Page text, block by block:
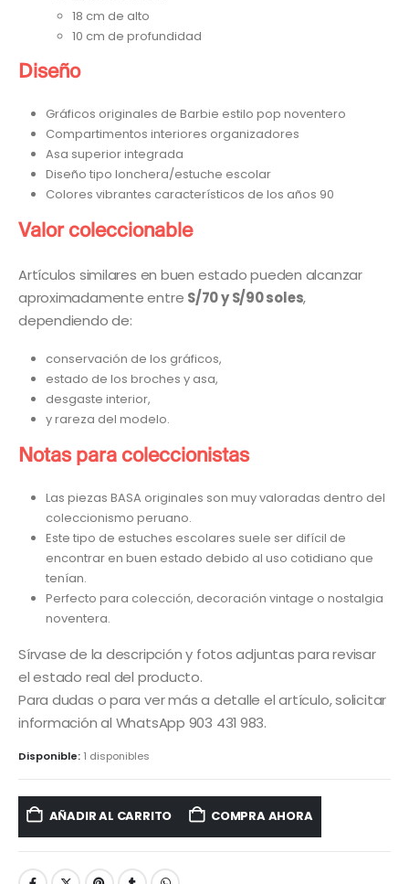
18 cm de alto
10 cm de profundidad
Diseño
Gráficos originales de Barbie estilo pop noventero
Compartimentos interiores organizadores
Asa superior integrada
Diseño tipo lonchera/estuche escolar
Colores vibrantes característicos de los años 90
Valor coleccionable
Artículos similares en buen estado pueden alcanzar
aproximadamente entre S/70 y S/90 soles,
dependiendo de:
conservación de los gráficos,
estado de los broches y asa,
desgaste interior,
y rareza del modelo.
Notas para coleccionistas
Las piezas BASA originales son muy valoradas dentro del
coleccionismo peruano.
Este tipo de estuches escolares suele ser difícil de
encontrar en buen estado debido al uso cotidiano que
tenían.
Perfecto para colección, decoración vintage o nostalgia
noventera.
Sírvase de la descripción y fotos adjuntas para revisar
el estado real del producto.
Para dudas o para ver más a detalle el artículo, solicitar
información al WhatsApp 903 431 983.
Disponible: 1 disponibles
AÑADIR AL CARRITO COMPRA AHORA